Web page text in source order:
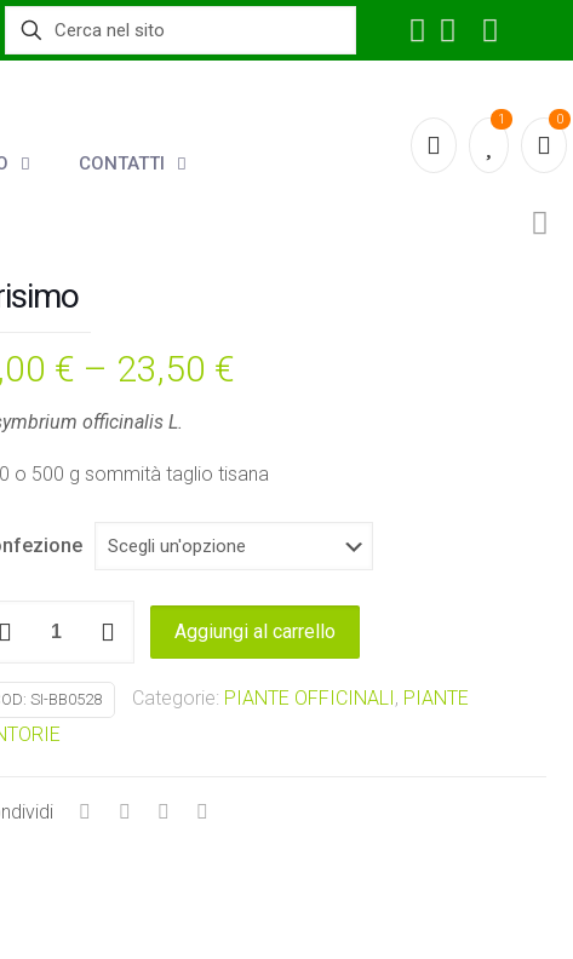
CONTATTI
1 0
€ – 23,50 €
officinalis L.
o 500 g sommità taglio tisana
Aggiungi al carrello
SI-BB0528 Categorie: PIANTE OFFICINALI, PIANTE